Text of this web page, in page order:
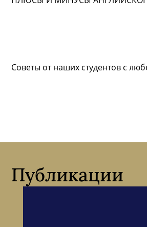
Советы от наших студентов с
Публикации